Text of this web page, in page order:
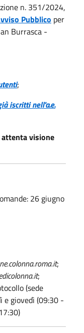
n. 351/2024,
Pubblico per
Burrasca -
;
iscritti nell'a.e.
visione
26 giugno
;
;
(sede
e giovedì (09:30 -